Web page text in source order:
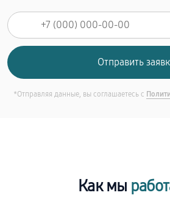
*Отправляя данные, вы соглашаетесь с
Как мы